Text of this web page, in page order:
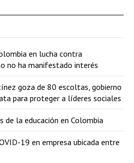
en lucha contra
no ha manifestado interés
goza de 80 escoltas, gobierno
para proteger a líderes sociales
de la educación en Colombia
19 en empresa ubicada entre